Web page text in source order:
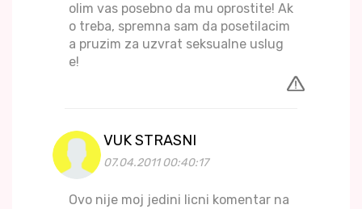
olim vas posebno da mu oprostite! Ak
o treba, spremna sam da posetilacim
a pruzim za uzvrat seksualne uslug
e!
VUK STRASNI
07.04.2011 00:40:17
Ovo nije moj jedini licni komentar na